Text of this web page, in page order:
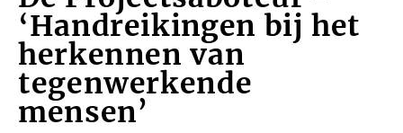
‘Handreikingen bij het
herkennen van
tegenwerkende
mensen’